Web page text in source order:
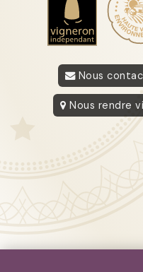
Nous
Nous rendre